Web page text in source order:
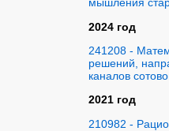
2024 год
241208 -
решений,
каналов
2021 год
210982 -